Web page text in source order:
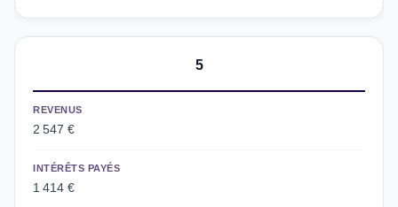
5
REVENUS
2 547 €
INTÉRÊTS PAYÉS
1 414 €